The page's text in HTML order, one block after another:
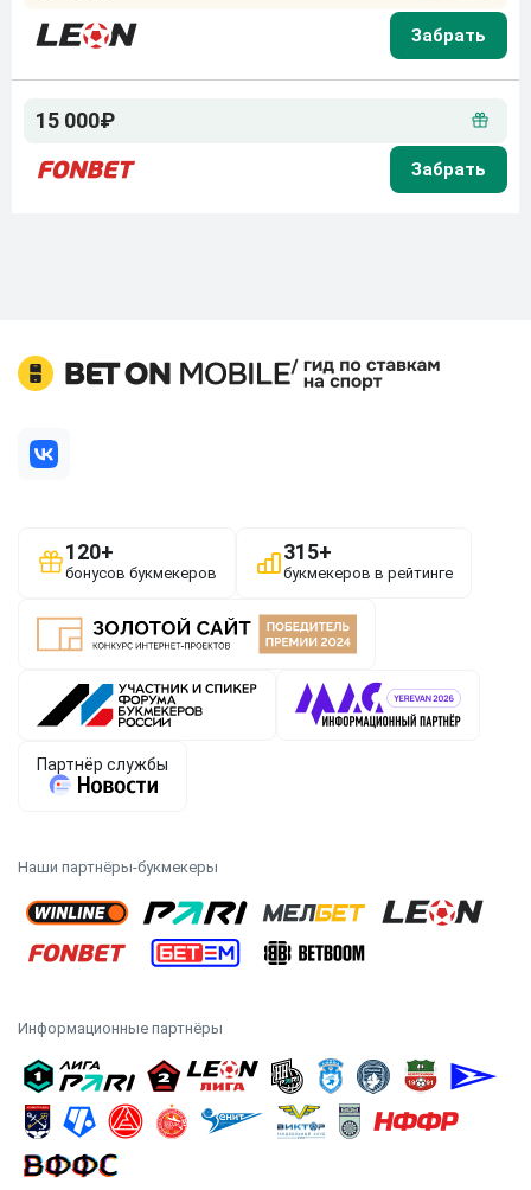
15 000₽
Наши партнёры-букмекеры
Информационные партнёры